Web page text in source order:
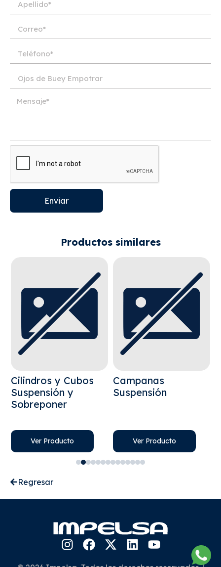
Enviar
Productos similares
Cilindros y Cubos
Suspensión y
Sobreponer
Ver Producto
Campanas
Suspensión
Ver Producto
Regresar